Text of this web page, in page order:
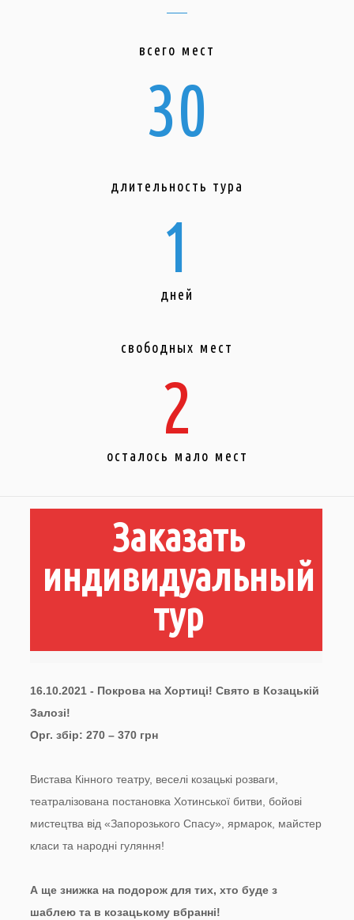
всего мест
30
длительность тура
1
дней
свободных мест
2
осталось мало мест
Заказать
индивидуальный
тур
16.10.2021 - Покрова на Хортиці! Свято в Козацькій
Залозі!
Орг. збір: 270 – 370 грн
Вистава Кінного театру, веселі козацькі розваги,
театралізована постановка Хотинської битви, бойові
мистецтва від «Запорозького Спасу», ярмарок, майстер
класи та народні гуляння!
А ще знижка на подорож для тих, хто буде з
шаблею та в козацькому вбранні!